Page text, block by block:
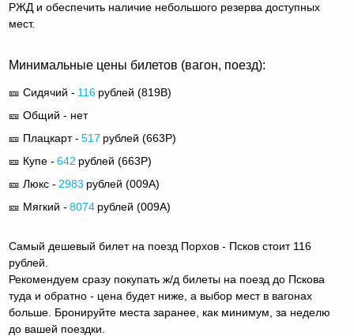
РЖД и обеспечить наличие небольшого резерва доступных
мест.
Минимальные цены билетов (вагон, поезд):
🎫 Сидячий - 116 рублей (819В)
🎫 Общий - нет
🎫 Плацкарт - 517 рублей (663Р)
🎫 Купе - 642 рублей (663Р)
🎫 Люкс - 2983 рублей (009А)
🎫 Мягкий - 8074 рублей (009А)
Самый дешевый билет на поезд Порхов - Псков стоит 116
рублей.
Рекомендуем сразу покупать ж/д билеты на поезд до Пскова
туда и обратно - цена будет ниже, а выбор мест в вагонах
больше. Бронируйте места заранее, как минимум, за неделю
до вашей поездки.